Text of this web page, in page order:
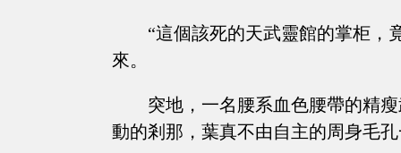
“這個該死的天武靈館的掌柜，
來。
突地，一名腰系血色腰帶的精
動的剎那，葉真不由自主的周身毛